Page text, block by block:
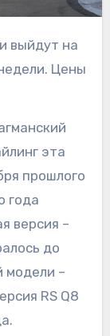
Цены
эта
прошлого
года
версия –
до
модели –
RS Q8